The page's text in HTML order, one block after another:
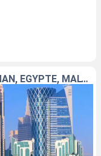
QATAR, EMIRATS ARABES UNIS, OMAN, EGYPTE, MALTE, ITALIE